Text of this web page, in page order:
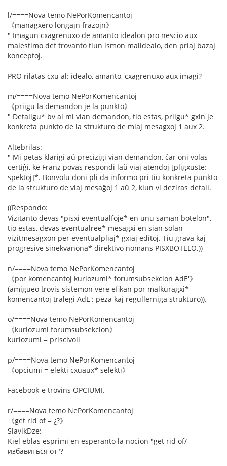
l/====Nova temo NePorKomencantoj
《managxero longajn frazojn》
" Imagun cxagrenuxo de amanto idealon pro nescio aux
malestimo def trovanto tiun ismon malidealo, den priaj bazaj
konceptoj.
PRO rilatas cxu al: idealo, amanto, cxagrenuxo aux imagi?
m/====Nova temo NePorKomencantoj
《priigu la demandon je la punkto》
" Detaligu* bv al mi vian demandon, tio estas, priigu* gxin je
konkreta punkto de la strukturo de miaj mesagxoj 1 aux 2.
Altebrilas:-
" Mi petas klarigi aŭ precizigi vian demandon, ĉar oni volas
certiĝi, ke Franz povas respondi laŭ viaj atendoj [pligxuste:
spektoj]*. Bonvolu doni pli da informo pri tiu konkreta punkto
de la strukturo de viaj mesaĝoj 1 aŭ 2, kiun vi deziras detali.
((Respondo:
Vizitanto devas "pisxi eventualfoje* en unu saman botelon",
tio estas, devas eventualree* mesagxi en sian solan
vizitmesagxon per eventualpliaj* gxiaj editoj. Tiu grava kaj
progresive sinekvanona* direktivo nomans PISXBOTELO.))
n/====Nova temo NePorKomencantoj
《por komencantoj kuriozumi* forumsubsekcion AdE'》
(amigueo trovis sistemon vere efikan por malkuragxi*
komencantoj tralegi AdE': peza kaj regullerniga strukturo)).
o/====Nova temo NePorKomencantoj
《kuriozumi forumsubsekcion》
kuriozumi = priscivoli
p/====Nova temo NePorKomencantoj
《opciumi = elekti cxuaux* selekti》
Facebook-e trovins OPCIUMI.
r/====Nova temo NePorKomencantoj
《get rid of = ¿?》
SlavikDze:-
Kiel eblas esprimi en esperanto la nocion "get rid of/
избавиться от"?